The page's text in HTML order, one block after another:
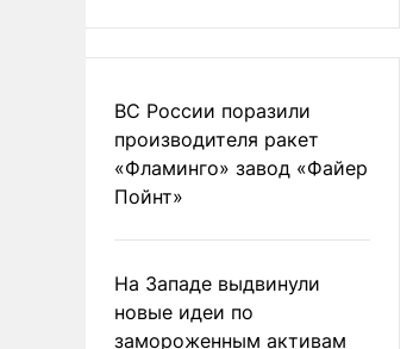
ВС России поразили
производителя ракет
«Фламинго» завод «Файер
Пойнт»
На Западе выдвинули
новые идеи по
замороженным активам